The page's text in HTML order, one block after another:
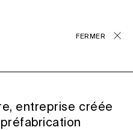
FERMER
entreprise créée